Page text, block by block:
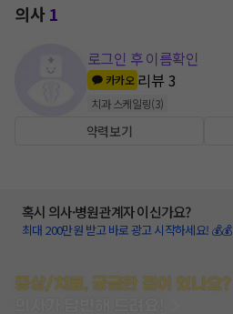
의사1
로그인 후 이름확인
카카오 리뷰3
치과 스케일링(3)
약력보기
혹시 의사·병원관계자 이신가요?
최대 200만원 받고 바로 광고 시작하세요! 💰💰
증상/치료, 궁금한 점이 있나요?